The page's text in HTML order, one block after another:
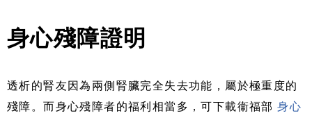
身心殘障證明
透析的腎友因為兩側腎臟完全失去功能，屬於極重度的
殘障。而身心殘障者的福利相當多，可下載衞福部身心